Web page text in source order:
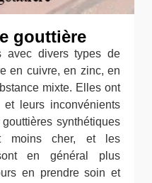
gouttière
avec divers types de
en cuivre, en zinc, en
mixte. Elles ont
leurs inconvénients
synthétiques
moins cher, et les
en général plus
en prendre soin et